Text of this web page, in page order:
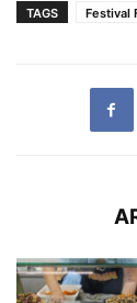
TAGS Festival